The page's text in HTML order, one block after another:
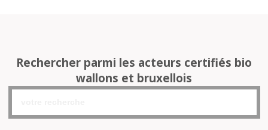
Rechercher parmi les acteurs certifiés bio
wallons et bruxellois